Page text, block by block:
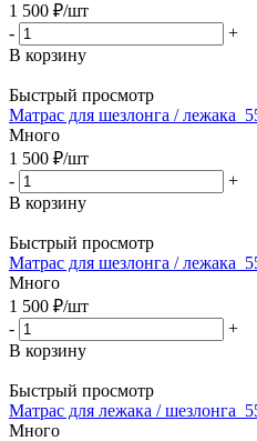
1 500 ₽/шт
-
+
В корзину
Быстрый просмотр
Матрас для шезлонга /
Много
1 500 ₽/шт
-
+
В корзину
Быстрый просмотр
Матрас для шезлонга /
Много
1 500 ₽/шт
-
+
В корзину
Быстрый просмотр
Матрас для лежака /
Много